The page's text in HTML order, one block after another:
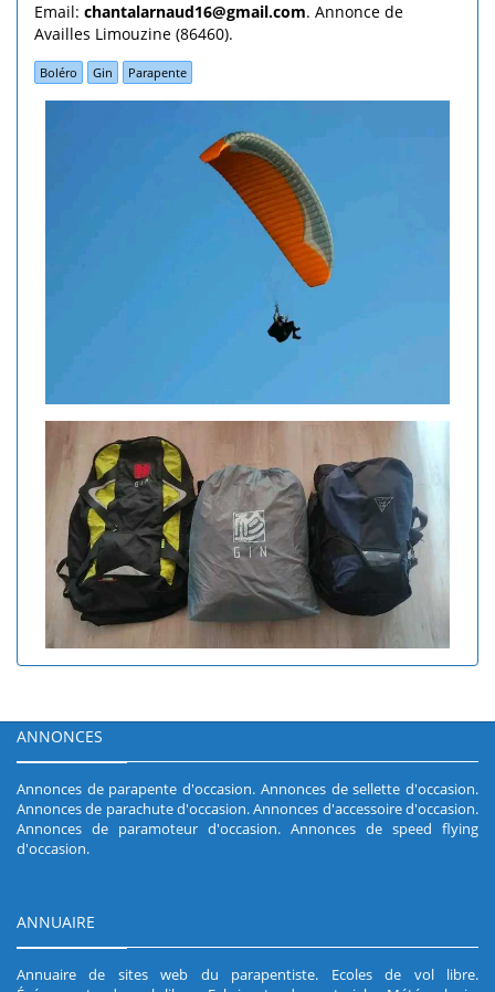
Email: chantalarnaud16@gmail.com. Annonce de
Availles Limouzine (86460).
Boléro Gin Parapente
ANNONCES
Annonces de parapente d'occasion. Annonces de sellette d'occasion.
Annonces de parachute d'occasion.Annonces d'accessoire d'occasion.
Annonces de paramoteur d'occasion. Annonces de speed flying
d'occasion.
ANNUAIRE
Annuaire de sites web du parapentiste. Ecoles de vol libre.